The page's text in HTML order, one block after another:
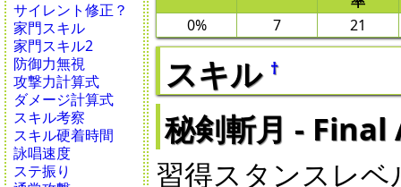
サイレント修正？
家門スキル
家門スキル2
防御力無視
攻撃力計算式
ダメージ計算式
スキル考察
スキル硬着時間
詠唱速度
ステ振り
0%
7 21
スキル †
秘剣斬月 -
習得スタンスレベ